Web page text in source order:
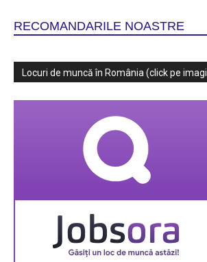
RECOMANDARILE NOASTRE
Locuri de muncă în România (click pe